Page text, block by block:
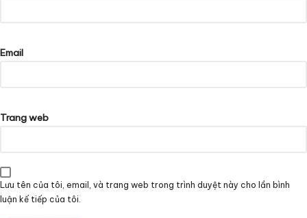
Email
Trang web
Lưu tên của tôi, email, và trang web trong trình duyệt này cho lần bình
luận kế tiếp của tôi.